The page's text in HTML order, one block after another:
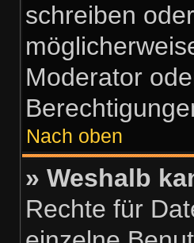
schreiben
Moderator
Nach oben
» Weshalb
Rechte für